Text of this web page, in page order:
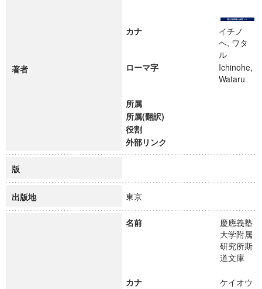
著者
カナ
イチノ
ヘ, ワタ
ル
ローマ字
Ichinohe,
Wataru
所属
所属(翻訳)
役割
外部リンク
版
出版地 東京
名前
慶應義塾
大学附属
研究所斯
道文庫
カナ
ケイオウ